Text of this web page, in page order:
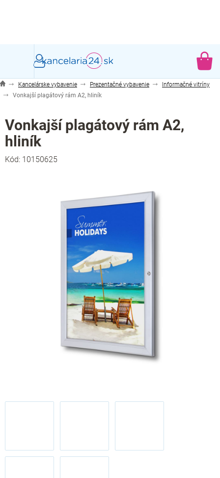
Kancelárske vybavenie Prezentačné vybavenie
Informačné vitríny
Vonkajší plagátový rám A2, hliník
Vonkajší plagátový rám A2,
hliník
Kód: 10150625